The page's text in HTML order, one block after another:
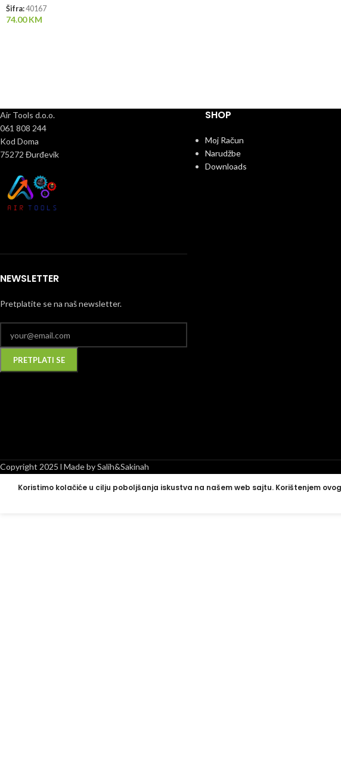
Šifra:40167
74.00KM
Air Tools d.o.o.
061 808 244
Kod Doma
75272 Đurđevik
NEWSLETTER
Pretplatite se na naš newsletter.
SHOP
Moj Račun
Narudžbe
Downloads
Copyright 2025 l Made by Salih&Sakinah
Koristimo kolačiće u cilju poboljšanja iskustva na našem web sajtu. Korištenjem